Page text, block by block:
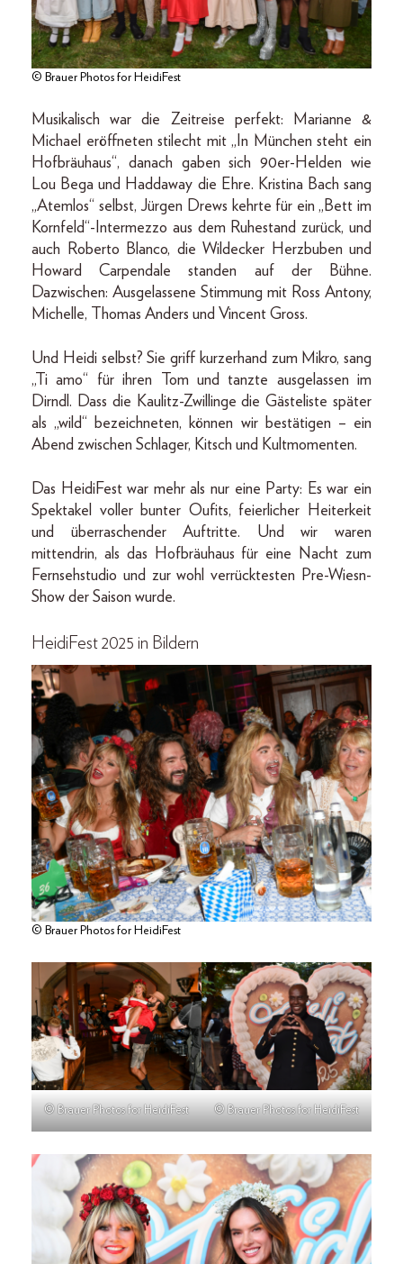
© Brauer Photos for HeidiFest
Musikalisch war die Zeitreise perfekt: Marianne &
Michael eröffneten stilecht mit „In München steht ein
Hofbräuhaus“, danach gaben sich 90er-Helden wie
Lou Bega und Haddaway die Ehre. Kristina Bach sang
„Atemlos“ selbst, Jürgen Drews kehrte für ein „Bett im
Kornfeld“-Intermezzo aus dem Ruhestand zurück, und
auch Roberto Blanco, die Wildecker Herzbuben und
Howard Carpendale standen auf der Bühne.
Dazwischen: Ausgelassene Stimmung mit Ross Antony,
Michelle, Thomas Anders und Vincent Gross.
Und Heidi selbst? Sie griff kurzerhand zum Mikro, sang
„Ti amo“ für ihren Tom und tanzte ausgelassen im
Dirndl. Dass die Kaulitz-Zwillinge die Gästeliste später
als „wild“ bezeichneten, können wir bestätigen – ein
Abend zwischen Schlager, Kitsch und Kultmomenten.
Das HeidiFest war mehr als nur eine Party: Es war ein
Spektakel voller bunter Oufits, feierlicher Heiterkeit
und überraschender Auftritte. Und wir waren
mittendrin, als das Hofbräuhaus für eine Nacht zum
Fernsehstudio und zur wohl verrücktesten Pre-Wiesn-
Show der Saison wurde.
HeidiFest 2025 in Bildern
© Brauer Photos for HeidiFest
© Brauer Photos for HeidiFest © Brauer Photos for HeidiFest